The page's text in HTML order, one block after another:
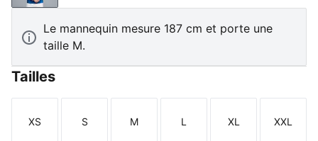
Le mannequin mesure 187 cm et porte une
taille M.
Tailles
Taille
XS
Taille
S
Taille
M
Taille
L
Taille
XL
Taille
XXL